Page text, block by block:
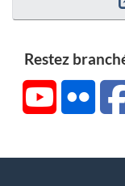
Restez
YouTube